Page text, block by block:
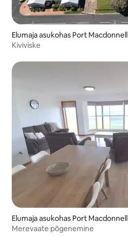
Elumaja asukohas Port Macdonnell
Kiviviske
Elumaja asukohas Port Macdonnell
Merevaate põgenemine